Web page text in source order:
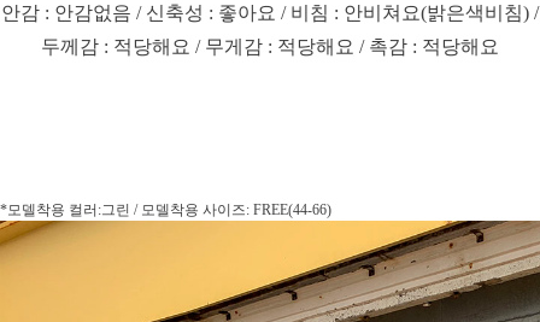
안감 : 안감없음 / 신축성 : 좋아요 / 비침 : 안비쳐요(밝은색비침) /
두께감 : 적당해요 / 무게감 : 적당해요 / 촉감 : 적당해요
*모델착용 컬러:그린 / 모델착용 사이즈: FREE(44-66)